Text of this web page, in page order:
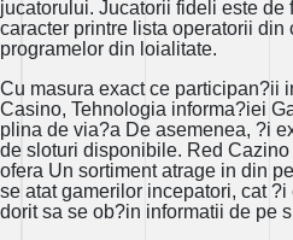
jucatorului. Jucatorii fideli este de
caracter printre lista operatorii din
programelor din loialitate.
Cu masura exact ce participan?ii
Casino, Tehnologia informa?iei
plina de via?a De asemenea, ?i
de sloturi disponibile. Red
ofera Un sortiment atrage in din
se atat gamerilor incepatori, cat
dorit sa se ob?in informatii de pe